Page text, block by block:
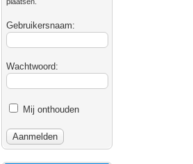
Gebruikersnaam:
Wachtwoord:
Mij onthouden